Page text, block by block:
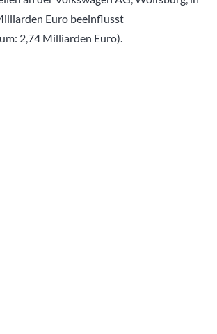
Euro beeinflusst
2,74 Milliarden Euro).